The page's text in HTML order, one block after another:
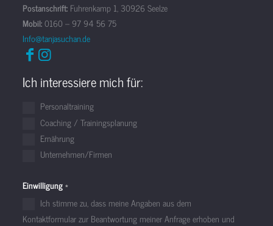
Postanschrift: Fuhrenkamp 1, 30926 Seelze
Mobil:0160 – 97 94 56 75
Info@tanjasuchan.de
Ich interessiere mich für:
Personaltraining
Coaching / Trainingsplanung
Ernährung
Unternehmen/Firmen
Einwilligung*
Ich stimme zu, dass meine Angaben aus dem
Kontaktformular zur Beantwortung meiner Anfrage erhoben und